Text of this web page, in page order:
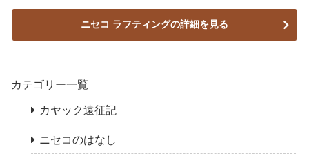
ニセコ ラフティングの詳細を見る
カテゴリー一覧
カヤック遠征記
ニセコのはなし